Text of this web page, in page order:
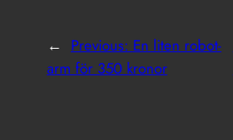
← Previous: En liten robot-
arm för 350 kronor